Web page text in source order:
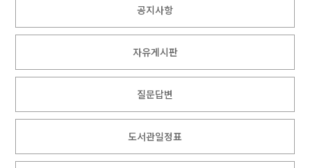
공지사항
자유게시판
질문답변
도서관일정표